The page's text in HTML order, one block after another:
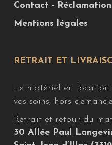
Contact - Réclamation
Mentions légales
RETRAIT ET
Le matériel en
vos soins, hors
Retrait et retour du
30 Allée Paul